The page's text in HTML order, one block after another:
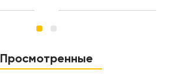
Просмотренные